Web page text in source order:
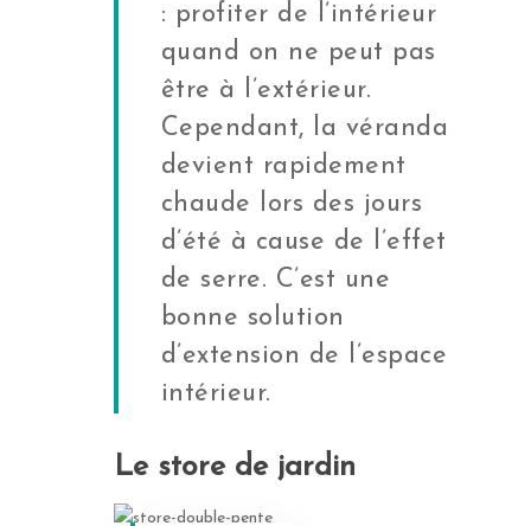
: profiter de l’intérieur
quand on ne peut pas
être à l’extérieur.
Cependant, la véranda
devient rapidement
chaude lors des jours
d’été à cause de l’effet
de serre. C’est une
bonne solution
d’extension de l’espace
intérieur.
Le store de jardin